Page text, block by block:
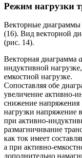
Режим нагрузки
Векторные диаграммы
(16). Вид векторной
(рис. 14).
Векторная диаграмма а
индуктивной
емкостной нагрузке.
Сопоставляя обе
увеличение активно-
снижение напряжения
нагрузки напряжение
при активно-
размагничивание
как ток имеет
а при активно-
дополнительно